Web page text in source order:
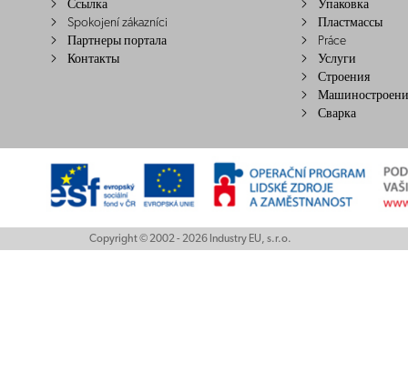
Ссылка
Spokojení zákazníci
Партнеры портала
Контакты
Упаковка
Пластмассы
Práce
Услуги
Строения
Сварка
Copyright © 2002 - 2026 Industry EU, s.r.o.